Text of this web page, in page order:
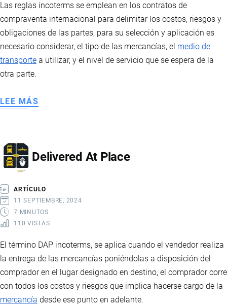
Las reglas incoterms se emplean en los contratos de
compraventa internacional para delimitar los costos, riesgos y
obligaciones de las partes, para su selección y aplicación es
necesario considerar, el tipo de las mercancías, el medio de
transporte a utilizar, y el nivel de servicio que se espera de la
otra parte.
LEE MÁS
REGLAS
Delivered At Place
ARTÍCULO
11 SEPTIEMBRE, 2024
7 MINUTOS
110 VISTAS
El término DAP incoterms, se aplica cuando el vendedor realiza
la entrega de las mercancías poniéndolas a disposición del
comprador en el lugar designado en destino, el comprador corre
con todos los costos y riesgos que implica hacerse cargo de la
mercancía desde ese punto en adelante.